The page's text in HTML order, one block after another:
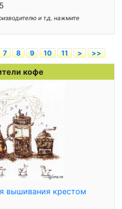
и т.д. нажмите
7 8 9 10 11 > >>
кофе
вышивания крестом